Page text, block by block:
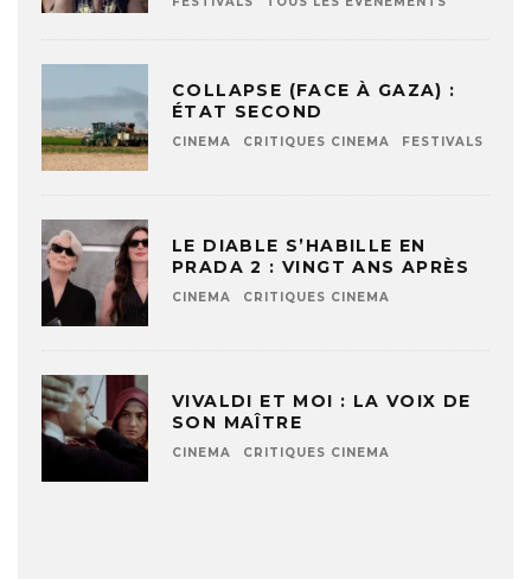
COLLAPSE (FACE À GAZA) :
ÉTAT SECOND
CINEMA CRITIQUES CINEMA FESTIVALS
LE DIABLE S’HABILLE EN
PRADA 2 : VINGT ANS APRÈS
CINEMA CRITIQUES CINEMA
VIVALDI ET MOI : LA VOIX DE
SON MAÎTRE
CINEMA CRITIQUES CINEMA